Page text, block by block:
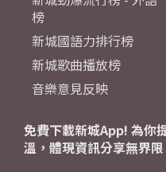
榜
新城國語力排行榜
新城歌曲播放榜
音樂意見反映
免費下載新城App! 為你
溫，體現資訊分享無界限